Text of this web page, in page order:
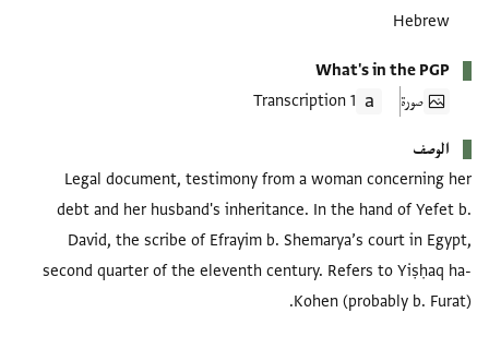
Hebrew
What's in the PGP
صورة
1 Transcription
الوصف
Legal document, testimony from a woman concerning her
debt and her husband's inheritance. In the hand of Yefet b.
David, the scribe of Efrayim b. Shemarya’s court in Egypt,
second quarter of the eleventh century. Refers to Yiṣḥaq ha-
Kohen (probably b. Furat).